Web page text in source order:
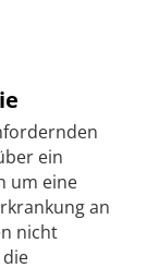
ein
um eine
an
nicht